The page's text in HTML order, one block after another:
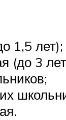
1,5 лет);
(до 3